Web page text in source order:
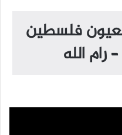
موال لعيون فلسطين
الله